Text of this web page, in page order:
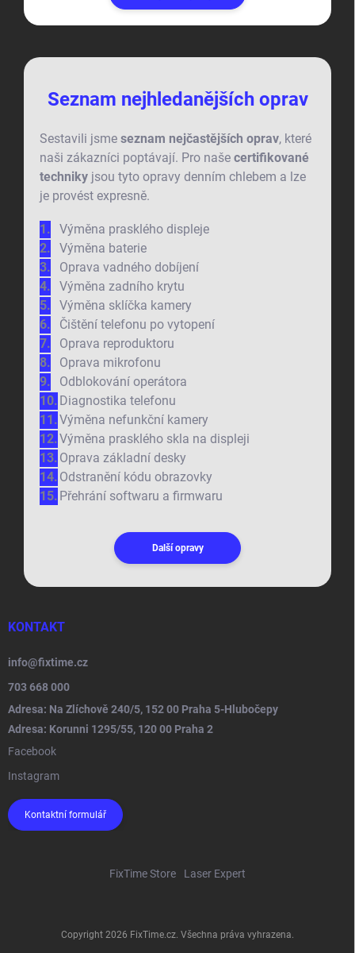
Seznam nejhledanějších oprav
Sestavili jsme seznam nejčastějších oprav, které
naši zákazníci poptávají. Pro naše certifikované
techniky jsou tyto opravy denním chlebem a lze
je provést expresně.
Výměna prasklého displeje
Výměna baterie
Oprava vadného dobíjení
Výměna zadního krytu
Výměna sklíčka kamery
Čištění telefonu po vytopení
Oprava reproduktoru
Oprava mikrofonu
Odblokování operátora
Diagnostika telefonu
Výměna nefunkční kamery
Výměna prasklého skla na displeji
Oprava základní desky
Odstranění kódu obrazovky
Přehrání softwaru a firmwaru
Další opravy
KONTAKT
info@fixtime.cz
703 668 000
Adresa: Na Zlíchově 240/5, 152 00 Praha 5-Hlubočepy
Adresa: Korunni 1295/55, 120 00 Praha 2
Facebook
Instagram
Kontaktní formulář
FixTime Store Laser Expert
Copyright 2026 FixTime.cz . Všechna práva vyhrazena.